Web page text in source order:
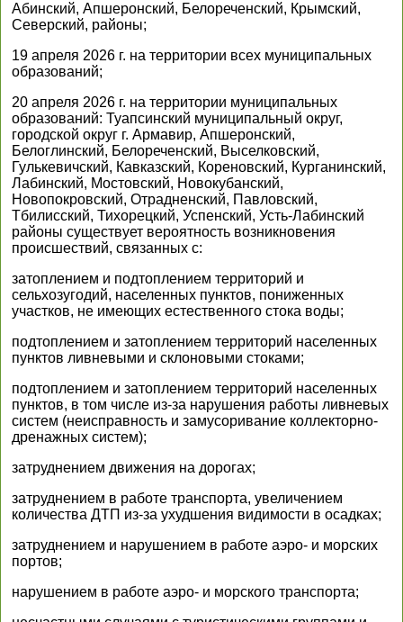
Абинский, Апшеронский, Белореченский, Крымский,
Северский, районы;
19 апреля 2026 г. на территории всех муниципальных
образований;
20 апреля 2026 г. на территории муниципальных
образований: Туапсинский муниципальный округ,
городской округ г. Армавир, Апшеронский,
Белоглинский, Белореченский, Выселковский,
Гулькевичский, Кавказский, Кореновский, Курганинский,
Лабинский, Мостовский, Новокубанский,
Новопокровский, Отрадненский, Павловский,
Тбилисский, Тихорецкий, Успенский, Усть-Лабинский
районы существует вероятность возникновения
происшествий, связанных с:
затоплением и подтоплением территорий и
сельхозугодий, населенных пунктов, пониженных
участков, не имеющих естественного стока воды;
подтоплением и затоплением территорий населенных
пунктов ливневыми и склоновыми стоками;
подтоплением и затоплением территорий населенных
пунктов, в том числе из-за нарушения работы ливневых
систем (неисправность и замусоривание коллекторно-
дренажных систем);
затруднением движения на дорогах;
затруднением в работе транспорта, увеличением
количества ДТП из-за ухудшения видимости в осадках;
затруднением и нарушением в работе аэро- и морских
портов;
нарушением в работе аэро- и морского транспорта;